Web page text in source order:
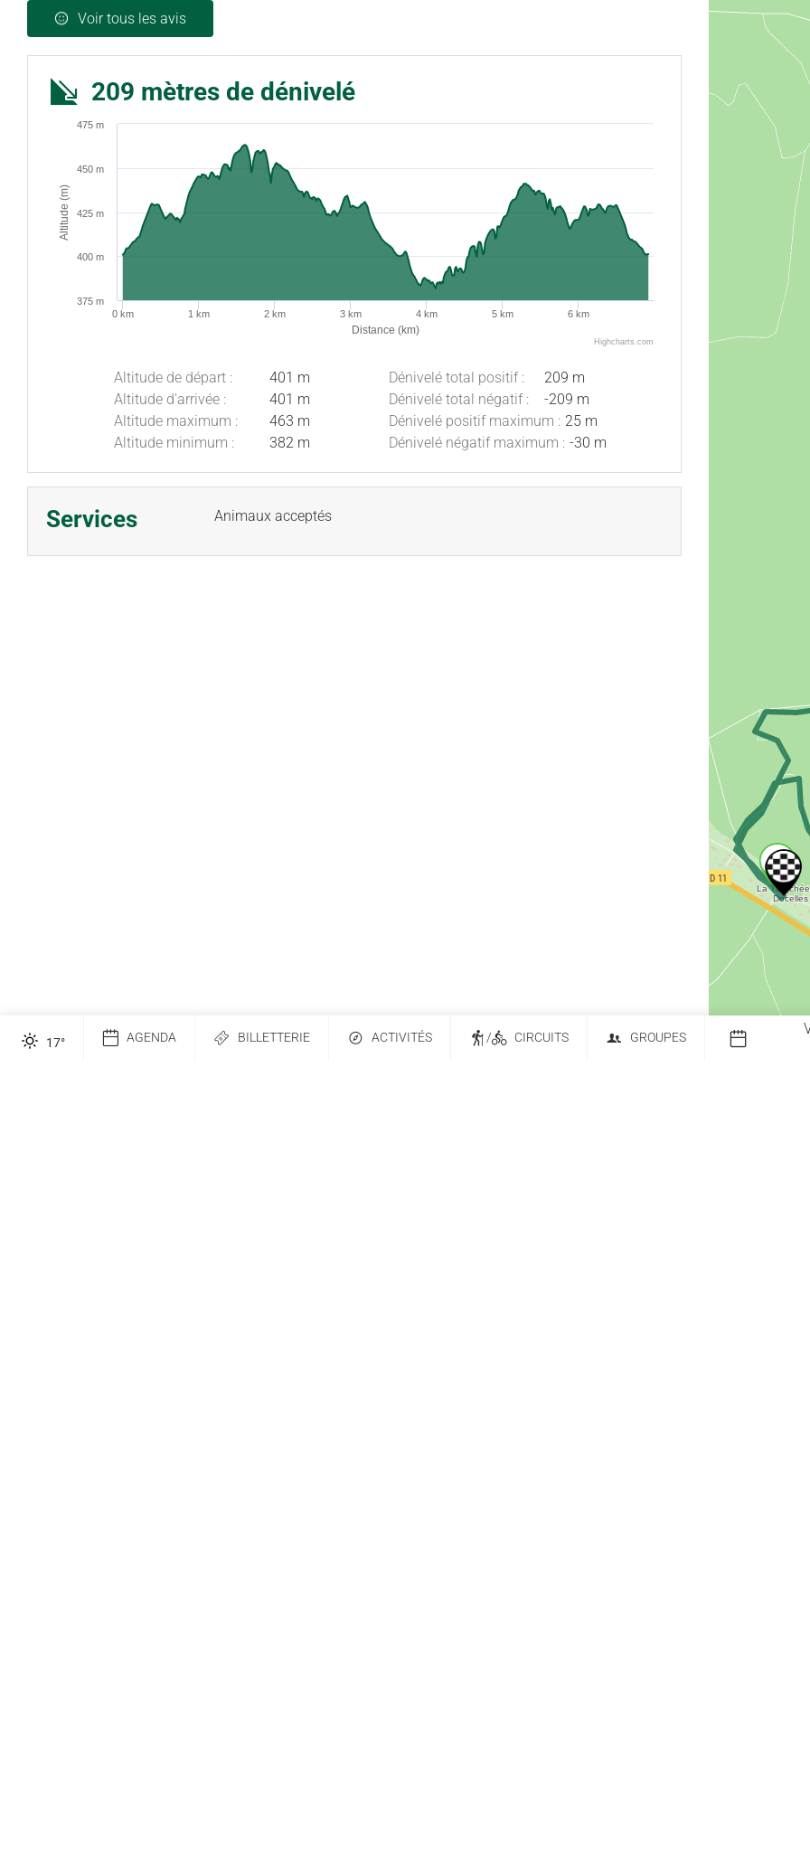
Voir tous les avis
209 mètres de dénivelé
Distance (km)
Altitude (m)
0 km 1 km 2 km 3 km 4 km 5 km 6 km
375 m
400 m
425 m
450 m
475 m
Highcharts.com
Altitude de départ :
401 m
Altitude d'arrivée :
401 m
Altitude maximum :
463 m
Altitude minimum :
382 m
Dénivelé total positif :
209 m
Dénivelé total négatif :
-209 m
Dénivelé positif maximum : 25 m
Dénivelé négatif maximum : -30 m
Services Animaux acceptés
17° AGENDA BILLETTERIE ACTIVITÉS / CIRCUITS GROUPES